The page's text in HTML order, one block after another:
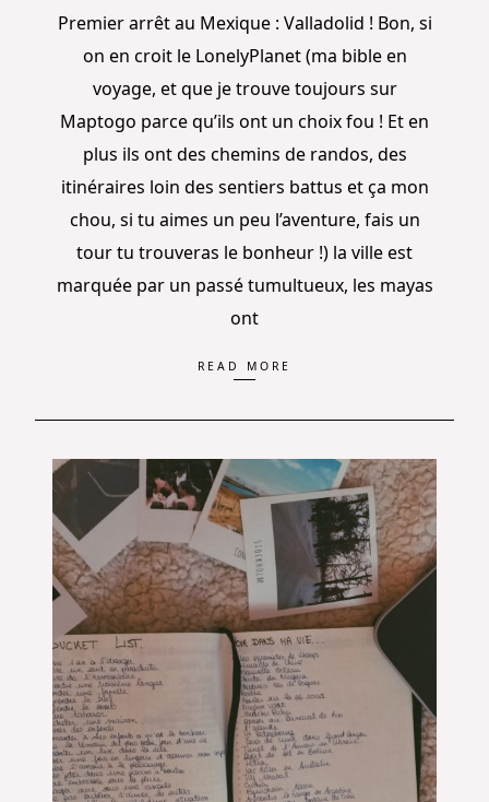
Premier arrêt au Mexique : Valladolid ! Bon, si
on en croit le LonelyPlanet (ma bible en
voyage, et que je trouve toujours sur
Maptogo parce qu’ils ont un choix fou ! Et en
plus ils ont des chemins de randos, des
itinéraires loin des sentiers battus et ça mon
chou, si tu aimes un peu l’aventure, fais un
tour tu trouveras le bonheur !) la ville est
marquée par un passé tumultueux, les mayas
ont
READ MORE